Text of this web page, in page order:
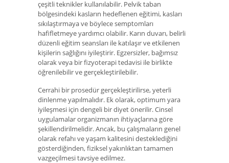
çeşitli teknikler kullanılabilir. Pelvik taban
bölgesindeki kasların hedeflenen eğitimi, kasları
sıkılaştırmaya ve böylece semptomları
hafifletmeye yardımcı olabilir. Karın duvarı, belirli
düzenli eğitim seansları ile katılaşır ve etkilenen
kişilerin sağlığını iyileştirir. Egzersizler, bağımsız
olarak veya bir fizyoterapi tedavisi ile birlikte
öğrenilebilir ve gerçekleştirilebilir.
Cerrahi bir prosedür gerçekleştirilirse, yeterli
dinlenme yapılmalıdır. Ek olarak, optimum yara
iyileşmesi için dengeli bir diyet önerilir. Cinsel
uygulamalar organizmanın ihtiyaçlarına göre
şekillendirilmelidir. Ancak, bu çalışmaların genel
olarak refahı ve yaşam kalitesini desteklediğini
gösterdiğinden, fiziksel yakınlıktan tamamen
vazgeçilmesi tavsiye edilmez.